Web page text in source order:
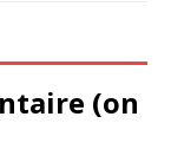
(on